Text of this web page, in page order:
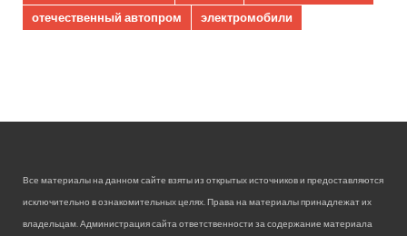
отечественный автопром
электромобили
Все материалы на данном сайте взяты из открытых источников и предоставляются
исключительно в ознакомительных целях. Права на материалы принадлежат их
владельцам. Администрация сайта ответственности за содержание материала